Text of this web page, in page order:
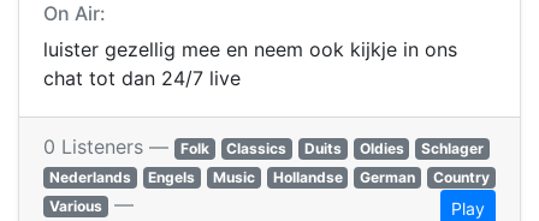
On Air:
luister gezellig mee en neem ook kijkje in ons
chat tot dan 24/7 live
0 Listeners — Folk Classics Duits Oldies
Schlager
Nederlands
Engels Music Hollandse German
Country
Various — Play